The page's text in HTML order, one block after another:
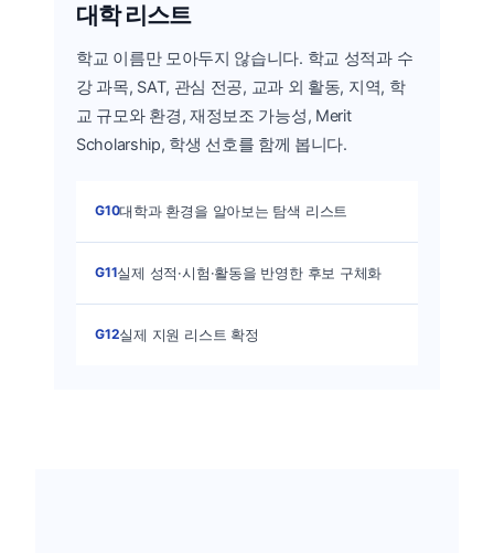
대학 리스트
학교 이름만 모아두지 않습니다. 학교 성적과 수
강 과목, SAT, 관심 전공, 교과 외 활동, 지역, 학
교 규모와 환경, 재정보조 가능성, Merit
Scholarship, 학생 선호를 함께 봅니다.
G10대학과 환경을 알아보는 탐색 리스트
G11실제 성적·시험·활동을 반영한 후보 구체화
G12실제 지원 리스트 확정